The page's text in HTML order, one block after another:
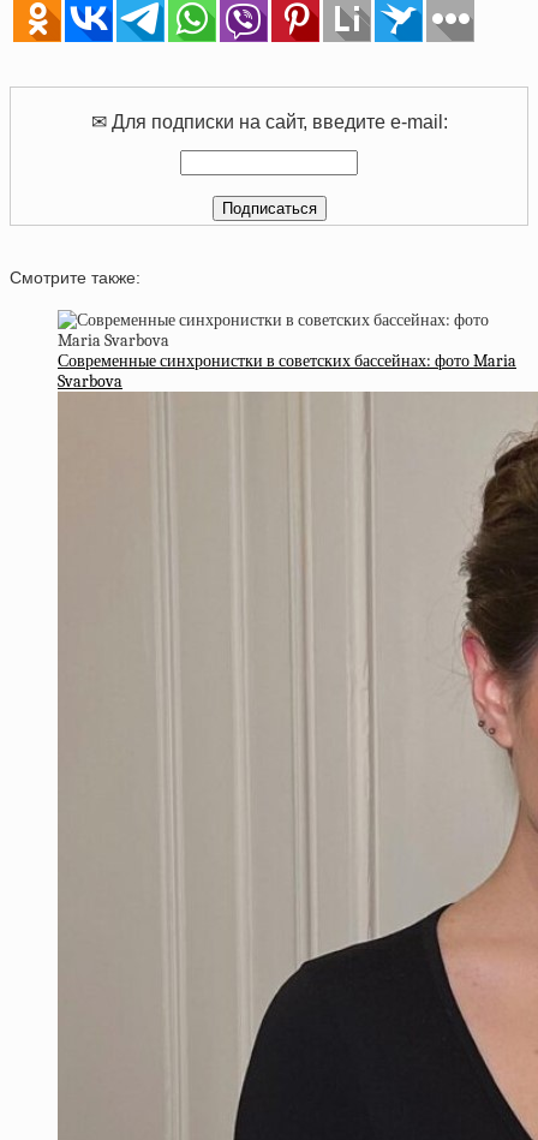
✉ Для подписки на сайт, введите e-mail:
Смотрите также:
Современные синхронистки в советских бассейнах: фото Maria
Svarbova